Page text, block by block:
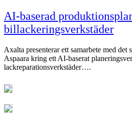
AI-baserad
billackeringsverkstäder
Axalta presenterar ett samarbete med det
Aspaara kring ett AI-baserat
lackreparationsverkstäder….